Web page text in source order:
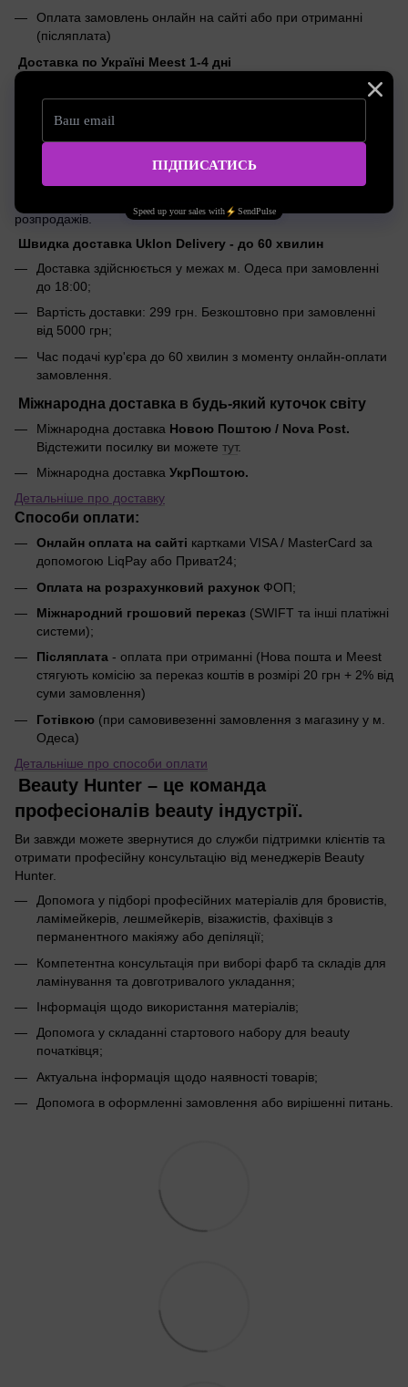
Оплата замовлень онлайн на сайті або при отриманні
(післяплата)
Доставка по Україні Meest 1-4 дні
Доставка замовлень Meest по тарифам кур'єрської служби;
розпродажів.
Швидка доставка Uklon Delivery - до 60 хвилин
Доставка здійснюється у межах м. Одеса при замовленні
до 18:00;
Вартість доставки: 299 грн. Безкоштовно при замовленні
від 5000 грн;
Час подачі кур'єра до 60 хвилин з моменту онлайн-оплати
замовлення.
Міжнародна доставка в будь-який куточок світу
Міжнародна доставка Новою Поштою / Nova Post.
Відстежити посилку ви можете тут.
Міжнародна доставка УкрПоштою.
Детальніше про доставку
Способи оплати:
Онлайн оплата на сайті картками VISA / MasterCard за
допомогою LiqPay або Приват24;
Оплата на розрахунковий рахунок ФОП;
Міжнародний грошовий переказ (SWIFT та інші платіжні
системи);
Післяплата - оплата при отриманні (Нова пошта и Meest
стягують комісію за переказ коштів в розмірі 20 грн + 2% від
суми замовлення)
Готівкою (при самовивезенні замовлення з магазину у м.
Одеса)
Детальніше про способи оплати
Beauty Hunter – це команда
професіоналів beauty індустрії.
Ви завжди можете звернутися до служби підтримки клієнтів та
отримати професійну консультацію від менеджерів Beauty
Hunter.
Допомога у підборі професійних матеріалів для бровистів,
ламімейкерів, лешмейкерів, візажистів, фахівців з
перманентного макіяжу або депіляції;
Компетентна консультація при виборі фарб та складів для
ламінування та довготривалого укладання;
Інформація щодо використання матеріалів;
Допомога у складанні стартового набору для beauty
початківця;
Актуальна інформація щодо наявності товарів;
Допомога в оформленні замовлення або вирішенні питань.